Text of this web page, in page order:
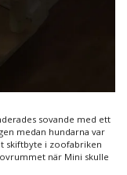
sovande med ett
medan hundarna var
skiftbyte i zoofabriken
när Mini skulle